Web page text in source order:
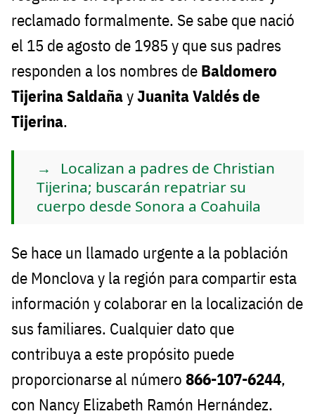
reclamado formalmente. Se sabe que nació
el 15 de agosto de 1985 y que sus padres
responden a los nombres de Baldomero
Tijerina SaldañayJuanita Valdés de
Tijerina.
Localizan a padres de Christian
Tijerina; buscarán repatriar su
cuerpo desde Sonora a Coahuila
Se hace un llamado urgente a la población
de Monclova y la región para compartir esta
información y colaborar en la localización de
sus familiares. Cualquier dato que
contribuya a este propósito puede
proporcionarse al número 866-107-6244,
con Nancy Elizabeth Ramón Hernández.